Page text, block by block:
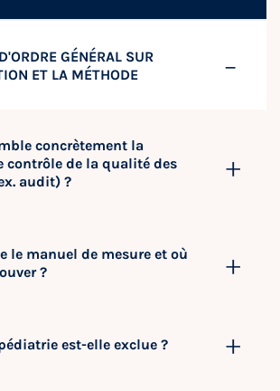
GÉNÉRAL SUR
ET LA MÉTHODE
concrètement la
contrôle de la qualité des
audit) ?
le manuel de mesure et où
?
est-elle exclue ?